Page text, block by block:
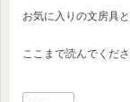
お気に入りの文房具
ここまで読んでくだ